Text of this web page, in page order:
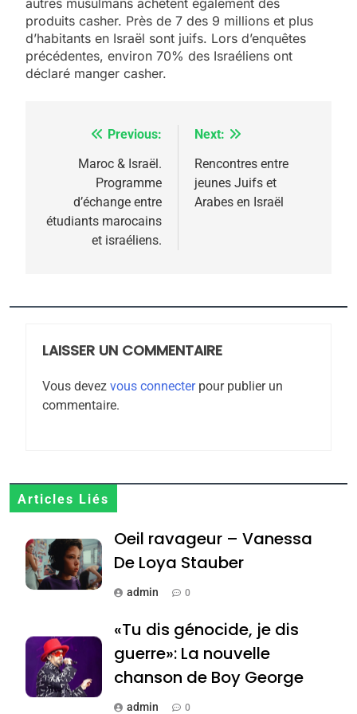
produits casher. Près de 7 des 9 millions et plus
d’habitants en Israël sont juifs. Lors d’enquêtes
précédentes, environ 70% des Israéliens ont
déclaré manger casher.
Navigation
l’article
Previous:
Maroc & Israël.
Programme
d’échange entre
étudiants marocains
et israéliens.
Next:
Rencontres entre
jeunes Juifs et
Arabes en Israël
LAISSER UN COMMENTAIRE
Vous devez vous connecterpour publier un
commentaire.
Articles Liés
Oeil ravageur – Vanessa
De Loya Stauber
admin 0
«Tu dis génocide, je dis
guerre»: La nouvelle
chanson de Boy George
admin 0
2025, l’année la plus
meurtrière selon le
rapport d’ADL contre
FRANCE
FIÈRE, DIGNE ET RÉSILIENTE :
MA JUDAÏTE par Thérèse
ISRAÉL JUDAISME
7
8
Tafraout, le miel de Tadla
Azilal consacrés produits
du terroir
DAFINA MAROC
Oeil ravageur – Vanessa
De Loya Stauber